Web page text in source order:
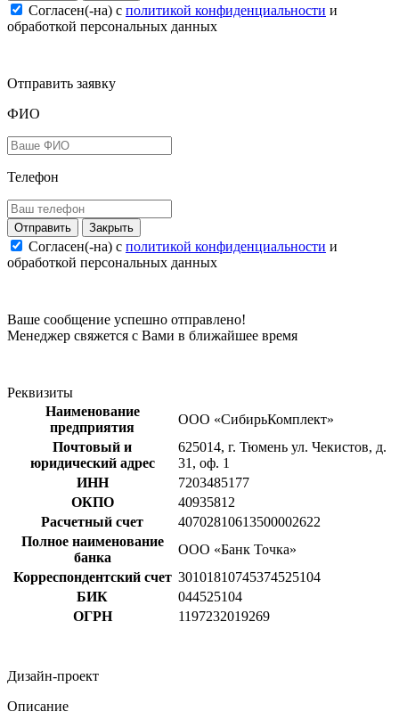
Согласен(-на) c политикой конфиденциальности и
обработкой персональных данных
Отправить заявку
ФИО
Телефон
Закрыть
Согласен(-на) c политикой конфиденциальности и
обработкой персональных данных
Ваше сообщение успешно отправлено!
Менеджер свяжется с Вами в ближайшее время
Реквизиты
Наименование
предприятия
ООО «СибирьКомплект»
Почтовый и
юридический адрес
625014, г. Тюмень ул. Чекистов, д.
31, оф. 1
ИНН
7203485177
ОКПО
40935812
Расчетный счет
40702810613500002622
Полное наименование
банка
ООО «Банк Точка»
Корреспондентский счет 30101810745374525104
БИК
044525104
ОГРН
1197232019269
Дизайн-проект
Описание